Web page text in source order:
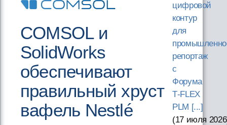
COMSOL и
SolidWorks
обеспечивают
правильный хруст
вафель Nestlé
цифровой
контур
для
репортаж
с
Форума
T‑FLEX
PLM [...]
(17 июля 2026